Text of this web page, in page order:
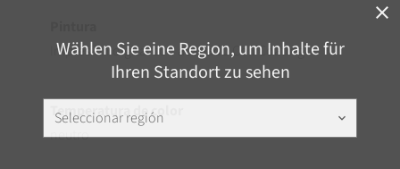
close
Wählen Sie eine Region, um Inhalte für
Ihren Standort zu sehen
Seleccionar región keyboard_arrow_down
Impresión digital con acabado Coil Coating
neutro